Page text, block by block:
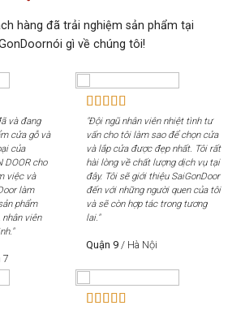
hàng đã trải nghiệm sản phẩm tại
gì về chúng tôi!
và đang
cửa gỗ và
của
DOOR cho
việc và
làm
phẩm
viên
7
"Đội ngũ nhân viên nhiệt tình tư
vấn cho tôi làm sao để chọn cửa
và lắp cửa được đẹp nhất. Tôi rất
hài lòng về chất lượng dịch vụ tại
đây. Tôi sẽ giới thiệu SaiGonDoor
đến với những người quen của tôi
và sẽ còn hợp tác trong tương
lai."
Quận 9 / Hà Nội